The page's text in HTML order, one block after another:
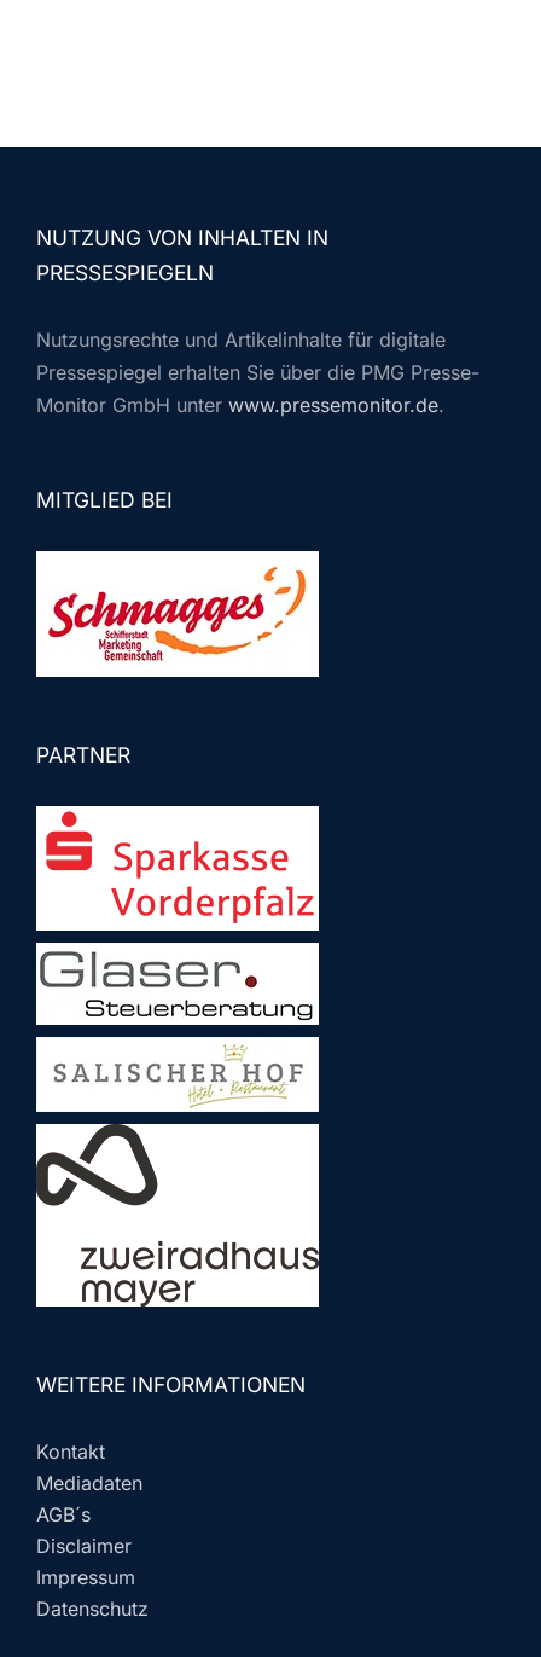
NUTZUNG VON INHALTEN IN
PRESSESPIEGELN
Nutzungsrechte und Artikelinhalte für digitale
Pressespiegel erhalten Sie über die PMG Presse-
Monitor GmbH unter www.pressemonitor.de.
MITGLIED BEI
PARTNER
WEITERE INFORMATIONEN
Kontakt
Mediadaten
AGB´s
Disclaimer
Impressum
Datenschutz